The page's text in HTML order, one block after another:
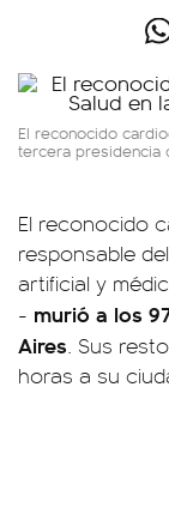
El reconocido
tercera presidencia
El reconocido
responsable
artificial y
- murió a los
Aires. Sus
horas a su